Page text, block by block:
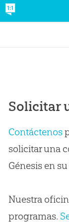
Solicitar
Contáctenos
solicitar una
Génesis en
Nuestra
programas.